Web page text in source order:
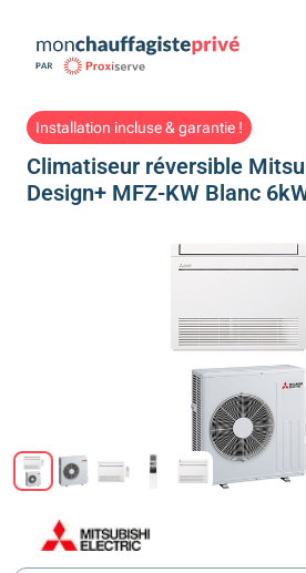
Installation incluse & garantie !
Climatiseur réversible
Design+ MFZ-KW Blanc